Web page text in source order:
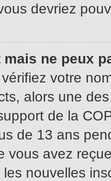
devriez
ne peux
votre
alors une
de la
de 13 ans
vous avez
nouvelles